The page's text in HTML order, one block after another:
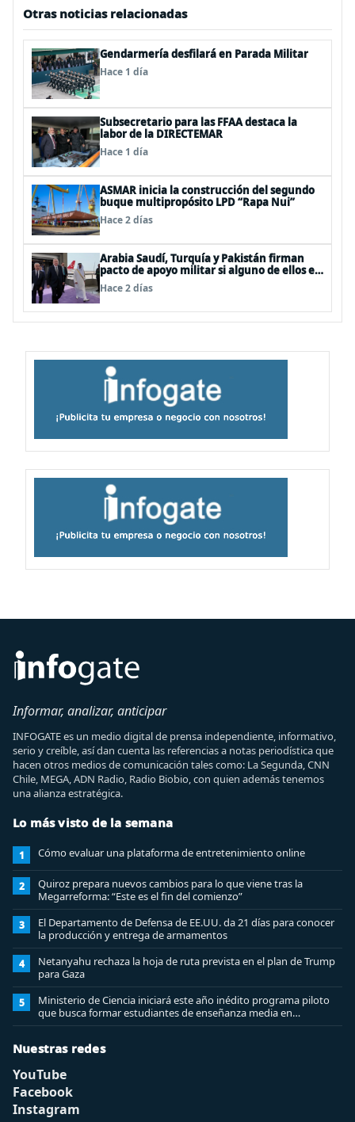
Otras noticias relacionadas
Gendarmería desfilará en Parada Militar
Hace 1 día
Subsecretario para las FFAA destaca la
labor de la DIRECTEMAR
Hace 1 día
ASMAR inicia la construcción del segundo
buque multipropósito LPD “Rapa Nui”
Hace 2 días
Arabia Saudí, Turquía y Pakistán firman
pacto de apoyo militar si alguno de ellos es
atacado
Hace 2 días
Informar, analizar, anticipar
INFOGATE es un medio digital de prensa independiente, informativo,
serio y creíble, así dan cuenta las referencias a notas periodística que
hacen otros medios de comunicación tales como: La Segunda, CNN
Chile, MEGA, ADN Radio, Radio Biobio, con quien además tenemos
una alianza estratégica.
Lo más visto de la semana
1 Cómo evaluar una plataforma de entretenimiento online
2
Quiroz prepara nuevos cambios para lo que viene tras la
Megarreforma: “Este es el fin del comienzo”
3
El Departamento de Defensa de EE.UU. da 21 días para conocer
la producción y entrega de armamentos
4
Netanyahu rechaza la hoja de ruta prevista en el plan de Trump
para Gaza
5
Ministerio de Ciencia iniciará este año inédito programa piloto
que busca formar estudiantes de enseñanza media en
ciberseguridad
Nuestras redes
YouTube
Facebook
Instagram